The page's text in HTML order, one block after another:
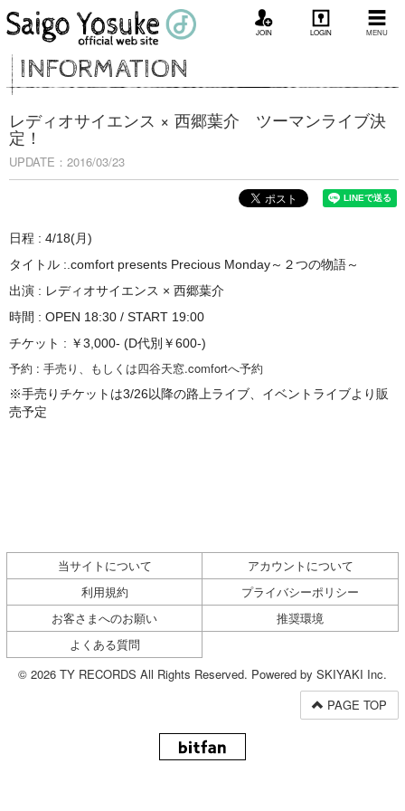
JOIN LOGIN MENU
INFORMATION
レディオサイエンス × 西郷葉介 ツーマンライブ決
定！
UPDATE：2016/03/23
日程 : 4/18(月)
タイトル : .comfort presents Precious Monday～２つの物語～
出演 : レディオサイエンス × 西郷葉介
時間 : OPEN 18:30 / START 19:00
チケット : ￥3,000- (D代別￥600-)
予約 : 手売り、もしくは四谷天窓.comfortへ予約
※手売りチケットは3/26以降の路上ライブ、イベントライブより販
売予定
当サイトについて
アカウントについて
利用規約
プライバシーポリシー
お客さまへのお願い
推奨環境
よくある質問
© 2026 TY RECORDS All Rights Reserved. Powered by SKIYAKI Inc.
PAGE TOP